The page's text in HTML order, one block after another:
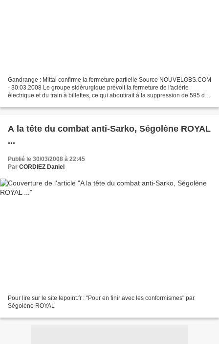
Gandrange : Mittal confirme la fermeture partielle Source NOUVELOBS.COM
- 30.03.2008 Le groupe sidérurgique prévoit la fermeture de l'aciérie
électrique et du train à billettes, ce qui aboutirait à la suppression de 595 des
A la tête du combat anti-Sarko, Ségolène ROYAL
...
Publié le 30/03/2008 à 22:45
Par CORDIEZ Daniel
Pour lire sur le site lepoint.fr : "Pour en finir avec les conformismes" par
Ségolène ROYAL